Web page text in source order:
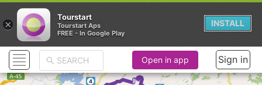
4
Open in app Sign in
×
Tourstart
Tourstart Aps
FREE - In Google Play
INSTALL